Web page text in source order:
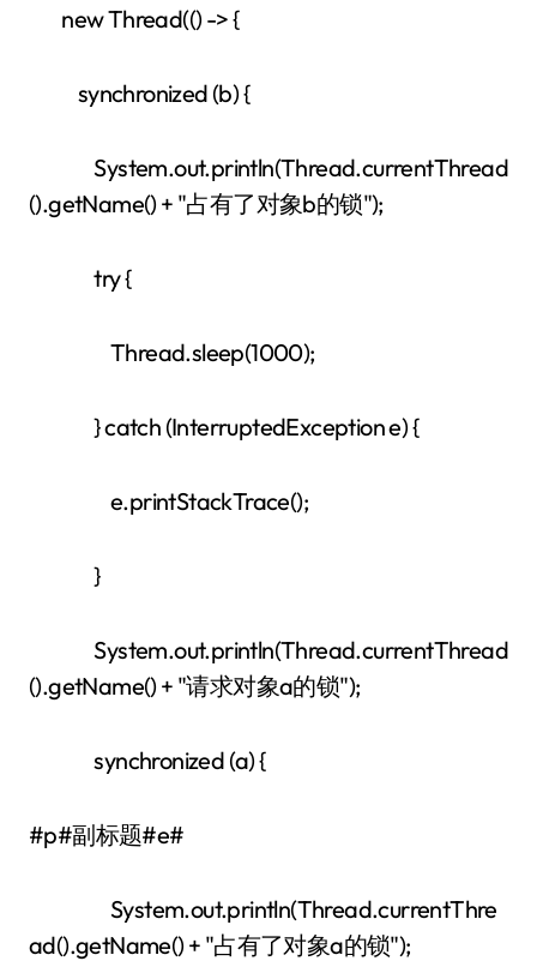
new Thread(() -> {
synchronized (b) {
System.out.println(Thread.currentThread
().getName() + "占有了对象b的锁");
try {
Thread.sleep(1000);
} catch (InterruptedException e) {
e.printStackTrace();
}
System.out.println(Thread.currentThread
().getName() + "请求对象a的锁");
synchronized (a) {
#p#副标题#e#
System.out.println(Thread.currentThre
ad().getName() + "占有了对象a的锁");